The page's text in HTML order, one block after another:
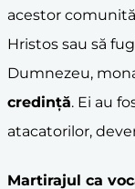
acestor
Hristos sau să
Dumnezeu,
credință. Ei au
atacatorilor,
Martirajul ca